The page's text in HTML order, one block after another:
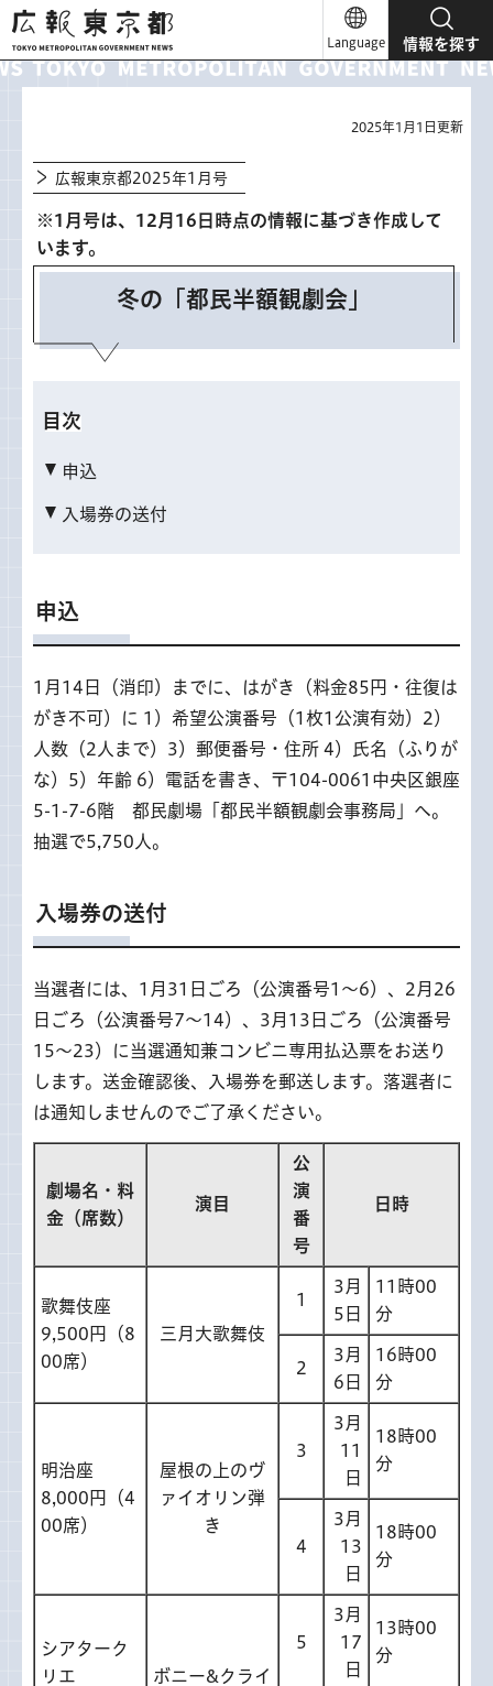
広報東京都
Language 情報を探す
2025年1月1日更新
広報東京都2025年1月号
※1月号は、12月16日時点の情報に基づき作成して
います。
冬の「都民半額観劇会」
目次
申込
入場券の送付
申込
1月14日（消印）までに、はがき（料金85円・往復は
がき不可）に 1）希望公演番号（1枚1公演有効）2）
人数（2人まで）3）郵便番号・住所 4）氏名（ふりが
な）5）年齢 6）電話を書き、〒104-0061中央区銀座
5-1-7-6階 都民劇場「都民半額観劇会事務局」へ。
抽選で5,750人。
入場券の送付
当選者には、1月31日ごろ（公演番号1～6）、2月26
日ごろ（公演番号7～14）、3月13日ごろ（公演番号
15～23）に当選通知兼コンビニ専用払込票をお送り
します。送金確認後、入場券を郵送します。落選者に
は通知しませんのでご了承ください。
劇場名・料
金（席数）
演目
公
演
番
号
日時
歌舞伎座
9,500円（8
00席）
三月大歌舞伎
1
3月
5日
11時00
分
2
3月
6日
16時00
分
明治座
8,000円（4
00席）
屋根の上のヴ
ァイオリン弾
き
3
3月
11
日
18時00
分
4
3月
13
日
18時00
分
シアターク
リエ
ボニー&クライ
5
3月
17
日
13時00
分